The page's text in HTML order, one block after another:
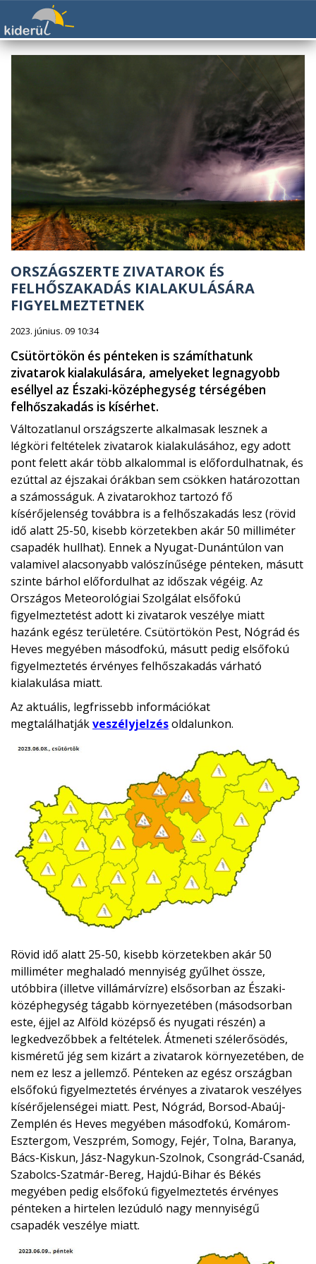
ORSZÁGSZERTE ZIVATAROK ÉS
FELHŐSZAKADÁS KIALAKULÁSÁRA
FIGYELMEZTETNEK
2023. június. 09 10:34
Csütörtökön és pénteken is számíthatunk
zivatarok kialakulására, amelyeket legnagyobb
eséllyel az Északi-középhegység térségében
felhőszakadás is kísérhet.
Változatlanul országszerte alkalmasak lesznek a
légköri feltételek zivatarok kialakulásához, egy adott
pont felett akár több alkalommal is előfordulhatnak, és
ezúttal az éjszakai órákban sem csökken határozottan
a számosságuk. A zivatarokhoz tartozó fő
kísérőjelenség továbbra is a felhőszakadás lesz (rövid
idő alatt 25-50, kisebb körzetekben akár 50 milliméter
csapadék hullhat). Ennek a Nyugat-Dunántúlon van
valamivel alacsonyabb valószínűsége pénteken, másutt
szinte bárhol előfordulhat az időszak végéig. Az
Országos Meteorológiai Szolgálat elsőfokú
figyelmeztetést adott ki zivatarok veszélye miatt
hazánk egész területére. Csütörtökön Pest, Nógrád és
Heves megyében másodfokú, másutt pedig elsőfokú
figyelmeztetés érvényes felhőszakadás várható
kialakulása miatt.
Az aktuális, legfrissebb információkat
megtalálhatjákveszélyjelzésoldalunkon.
Rövid idő alatt 25-50, kisebb körzetekben akár 50
milliméter meghaladó mennyiség gyűlhet össze,
utóbbira (illetve villámárvízre) elsősorban az Északi-
középhegység tágabb környezetében (másodsorban
este, éjjel az Alföld középső és nyugati részén) a
legkedvezőbbek a feltételek. Átmeneti szélerősödés,
kisméretű jég sem kizárt a zivatarok környezetében, de
nem ez lesz a jellemző. Pénteken az egész országban
elsőfokú figyelmeztetés érvényes a zivatarok veszélyes
kísérőjelenségei miatt. Pest, Nógrád, Borsod-Abaúj-
Zemplén és Heves megyében másodfokú, Komárom-
Esztergom, Veszprém, Somogy, Fejér, Tolna, Baranya,
Bács-Kiskun, Jász-Nagykun-Szolnok, Csongrád-Csanád,
Szabolcs-Szatmár-Bereg, Hajdú-Bihar és Békés
megyében pedig elsőfokú figyelmeztetés érvényes
pénteken a hirtelen lezúduló nagy mennyiségű
csapadék veszélye miatt.